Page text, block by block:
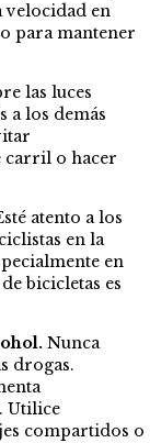
velocidad en
para mantener
las luces
a los demás
carril o hacer
atento a los
en la
en
bicicletas es
Nunca
drogas.
Utilice
compartidos o